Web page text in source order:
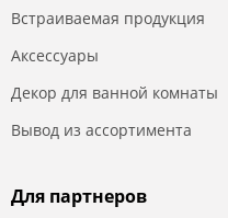
Встраиваемая продукция
Аксессуары
Декор для ванной комнаты
Вывод из ассортимента
Для партнеров